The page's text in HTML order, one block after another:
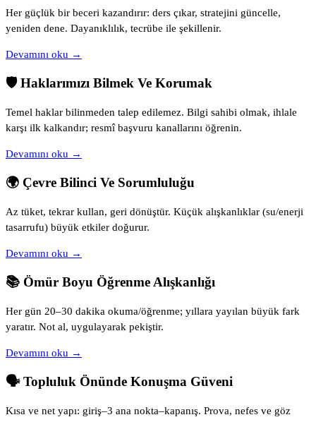
Her güçlük bir beceri kazandırır: ders çıkar, stratejini güncelle,
yeniden dene. Dayanıklılık, tecrübe ile şekillenir.
Devamını oku →
🛡 Haklarımızı Bilmek Ve Korumak
Temel haklar bilinmeden talep edilemez. Bilgi sahibi olmak, ihlale
karşı ilk kalkandır; resmî başvuru kanallarını öğrenin.
Devamını oku →
🌍 Çevre Bilinci Ve Sorumluluğu
Az tüket, tekrar kullan, geri dönüştür. Küçük alışkanlıklar (su/enerji
tasarrufu) büyük etkiler doğurur.
Devamını oku →
📚 Ömür Boyu Öğrenme Alışkanlığı
Her gün 20–30 dakika okuma/öğrenme; yıllara yayılan büyük fark
yaratır. Not al, uygulayarak pekiştir.
Devamını oku →
🗣️ Topluluk Önünde Konuşma Güveni
Kısa ve net yapı: giriş–3 ana nokta–kapanış. Prova, nefes ve göz